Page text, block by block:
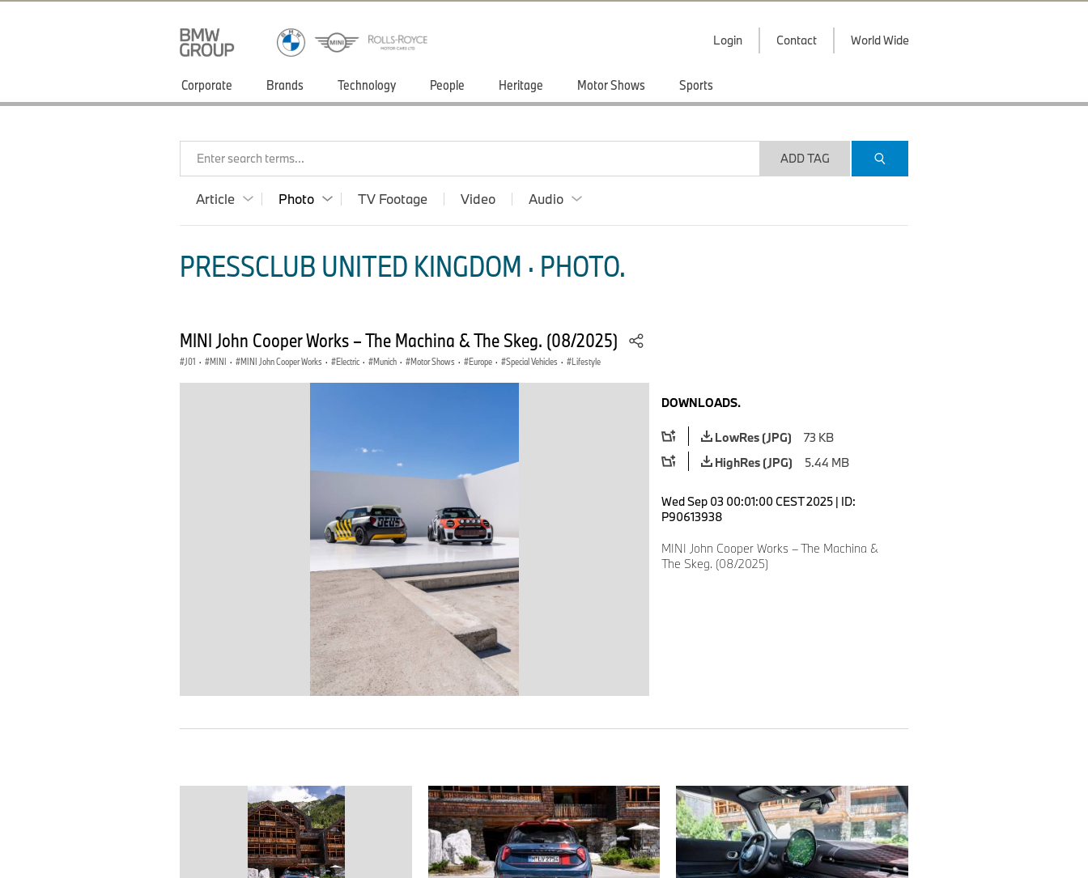
Login Contact World Wide
Corporate Brands Technology People Heritage Motor Shows Sports
Enter search terms... ADD TAG
Article Photo TV Footage Video Audio
PRESSCLUB UNITED KINGDOM · PHOTO.
MINI John Cooper Works – The Machina & The Skeg. (08/2025)
J01 · MINI · MINI John Cooper Works · Electric · Munich · Motor Shows · Europe · Special Vehicles · Lifestyle
DOWNLOADS.
LowRes (JPG)
73 KB
HighRes (JPG)
5.44 MB
Wed Sep 03 00:01:00 CEST 2025 | ID:
P90613938
MINI John Cooper Works – The Machina &
The Skeg. (08/2025)